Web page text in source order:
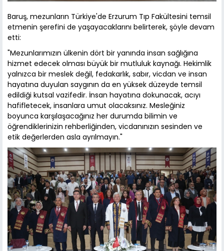
Baruş, mezunların Türkiye'de Erzurum Tıp Fakültesini temsil
etmenin şerefini de yaşayacaklarını belirterek, şöyle devam
etti:
"Mezunlarımızın ülkenin dört bir yanında insan sağlığına
hizmet edecek olması büyük bir mutluluk kaynağı. Hekimlik
yalnızca bir meslek değil, fedakarlık, sabır, vicdan ve insan
hayatına duyulan saygının da en yüksek düzeyde temsil
edildiği kutsal vazifedir. İnsan hayatına dokunacak, acıyı
hafifletecek, insanlara umut olacaksınız. Mesleğiniz
boyunca karşılaşacağınız her durumda bilimin ve
öğrendiklerinizin rehberliğinden, vicdanınızın sesinden ve
etik değerlerden asla ayrılmayın."